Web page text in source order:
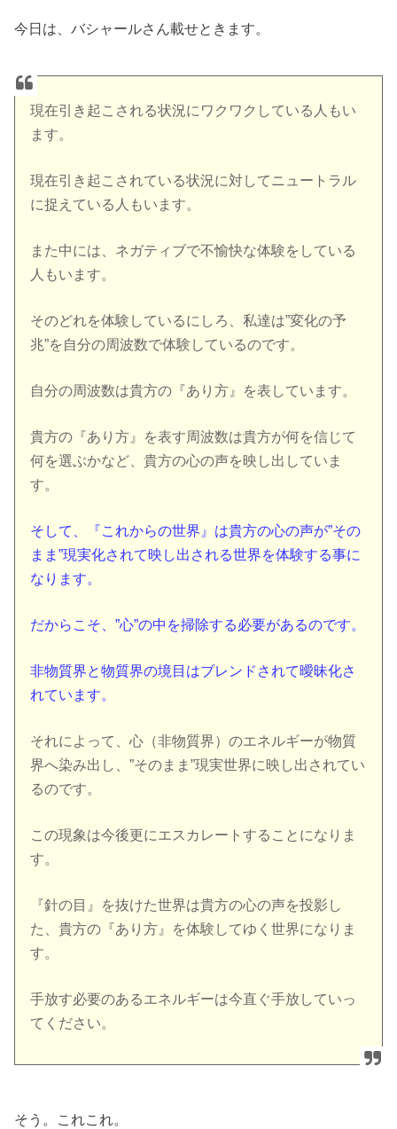
今日は、バシャールさん載せときます。
現在引き起こされる状況にワクワクしている人もい
ます。
現在引き起こされている状況に対してニュートラル
に捉えている人もいます。
また中には、ネガティブで不愉快な体験をしている
人もいます。
そのどれを体験しているにしろ、私達は”変化の予
兆”を自分の周波数で体験しているのです。
自分の周波数は貴方の『あり方』を表しています。
貴方の『あり方』を表す周波数は貴方が何を信じて
何を選ぶかなど、貴方の心の声を映し出していま
す。
そして、『これからの世界』は貴方の心の声が”その
まま”現実化されて映し出される世界を体験する事に
なります。
だからこそ、”心”の中を掃除する必要があるのです。
非物質界と物質界の境目はブレンドされて曖昧化さ
れています。
それによって、心（非物質界）のエネルギーが物質
界へ染み出し、”そのまま”現実世界に映し出されてい
るのです。
この現象は今後更にエスカレートすることになりま
す。
『針の目』を抜けた世界は貴方の心の声を投影し
た、貴方の『あり方』を体験してゆく世界になりま
す。
手放す必要のあるエネルギーは今直ぐ手放していっ
てください。
そう。これこれ。